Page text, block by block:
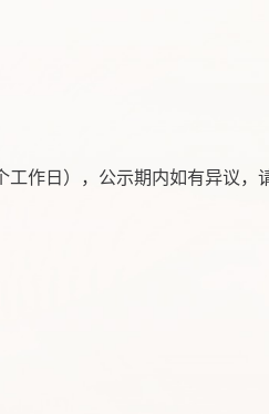
作日），公示期内如有异议，